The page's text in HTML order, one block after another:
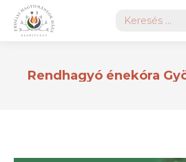
Search:
Rendhagyó énekóra